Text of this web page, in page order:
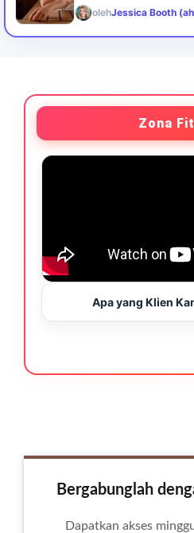
olehJessica Booth
Zona
Apa yang Klien
Bergabunglah
Dapatkan akses